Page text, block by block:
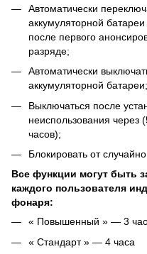
Автоматически
аккумуляторной
после первого
разряде;
Автоматически
аккумуляторной батареи;
Выключаться после
неиспользования через
часов);
Блокировать от
Все функции могут быть
каждого пользователя
фонаря:
« Повышенный » ― 3
« Стандарт » ― 4 часа